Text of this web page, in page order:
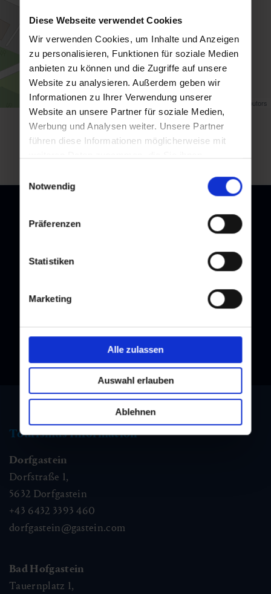
Diese Webseite verwendet Cookies
Wir verwenden Cookies, um Inhalte und Anzeigen
zu personalisieren, Funktionen für soziale Medien
anbieten zu können und die Zugriffe auf unsere
Website zu analysieren. Außerdem geben wir
Informationen zu Ihrer Verwendung unserer
Website an unsere Partner für soziale Medien,
Werbung und Analysen weiter. Unsere Partner
führen diese Informationen möglicherweise mit
Nutzung der Dienste gesammelt haben.
Notwendig
Präferenzen
Statistiken
Marketing
Alle zulassen
Auswahl erlauben
Ablehnen
Map data ©OpenStreetMap contributors
Zurück zur Übersicht
Melden Sie sich bei unserem Newsletter an, und bleiben Sie
Tourismus Information
Dorfgastein
Dorfstraße 1,
5632 Dorfgastein
+43 6432 3393 460
dorfgastein@gastein.com
Bad Hofgastein
Tauernplatz 1,